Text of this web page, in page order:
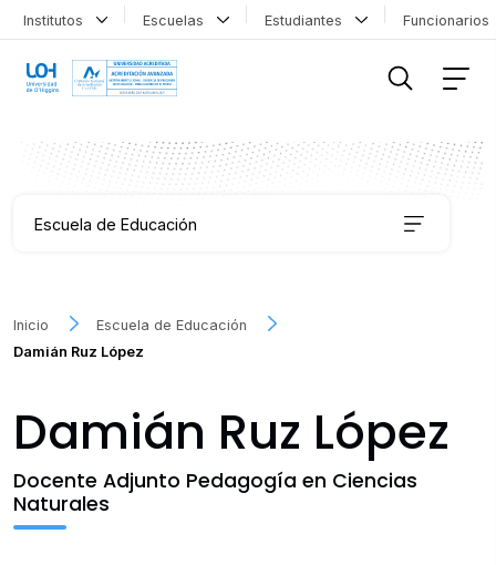
Institutos Escuelas Estudiantes
Escuela de Educación
Coordinación de Formación Transversal
Educación Continua
Escritura y Aprendizaje
Inicio
Escuela de Educación
Damián Ruz López
Damián Ruz López
Docente Adjunto Pedagogía en Ciencias
Naturales